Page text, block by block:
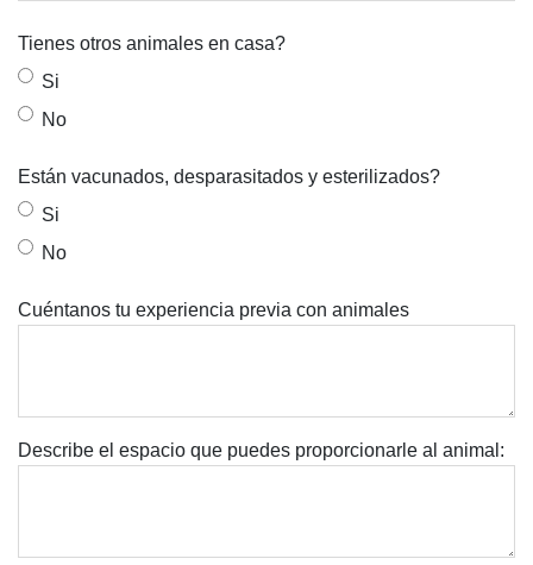
Tienes otros animales en casa?
Si
No
Están vacunados, desparasitados y esterilizados?
Si
No
Cuéntanos tu experiencia previa con animales
Describe el espacio que puedes proporcionarle al animal: